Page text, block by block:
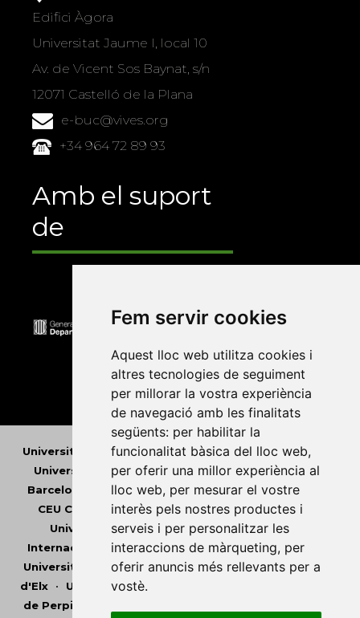
Fem servir cookies
Aquest lloc web utilitza cookies i
altres tecnologies de seguiment
per millorar la vostra experiència
de navegació amb les finalitats
següents: per habilitar la
funcionalitat bàsica del lloc web,
per oferir una millor experiència al
lloc web, per mesurar el vostre
interès pels nostres productes i
serveis i per personalitzar les
interaccions de màrqueting, per
oferir anuncis més rellevants per a
vostè.
Edifici Àgora
Universitat Jaume I, local 10
Av. de Vicent Sos Baynat, s/n
12071 Castelló de la Plana
e-buc@vives.org
+34 964 72 89 93
Amb el suport
de
Universitat Abat Oliba CEU•Universitat d'Alacant
Universitat d'Andorra•Universitat Autònoma de
Barcelona
Universitat de Barcelona•Universitat
CEU Cardenal Herrera• Universitat de Girona
Universitat de les Illes Balears•Universitat
Internacional de Catalunya • Universitat Jaume I
Universitat de Lleida •Universitat Miguel Hernández
d'Elx• Universitat Oberta de Catalunya
de Perpinyà Via Domitia